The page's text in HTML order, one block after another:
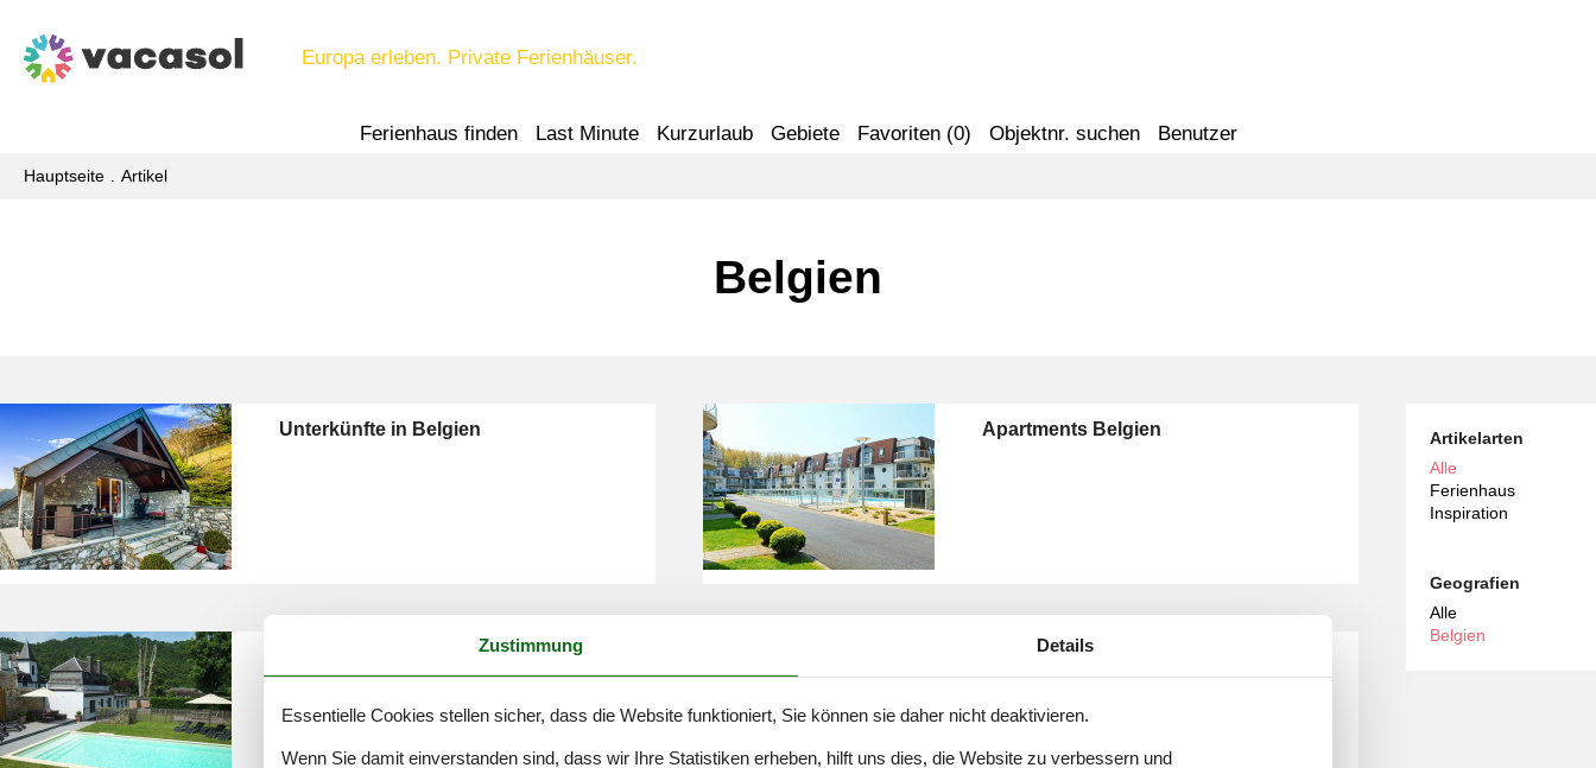
Europa erleben. Private Ferienhäuser.
Ferienhaus finden Last Minute Kurzurlaub Gebiete Favoriten (0) Objektnr. suchen Benutzer
Hauptseite Artikel
Belgien
Unterkünfte in Belgien Apartments Belgien
Bungalow Belgien mieten Hütte Belgien
Artikelarten
Alle
Ferienhaus
Inspiration
Geografien
Alle
Belgien
Zustimmung Details
Essentielle Cookies stellen sicher, dass die Website funktioniert, Sie können sie daher nicht deaktivieren.
Wenn Sie damit einverstanden sind, dass wir Ihre Statistiken erheben, hilft uns dies, die Website zu verbessern und